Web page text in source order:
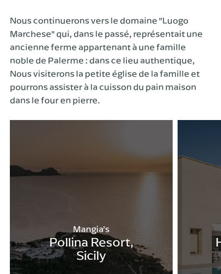
Nous continuerons vers le domaine "Luogo
Marchese" qui, dans le passé, représentait une
ancienne ferme appartenant à une famille
noble de Palerme : dans ce lieu authentique,
Nous visiterons la petite église de la famille et
pourrons assister à la cuisson du pain maison
dans le four en pierre.
Mangia’s
Pollina Resort,
Sicily